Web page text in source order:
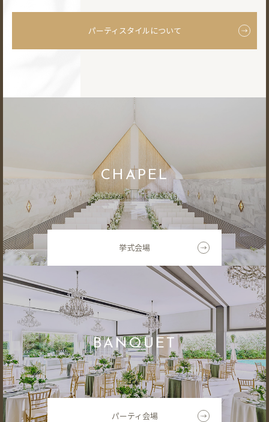
パーティスタイルについて
CHAPEL
挙式会場
BANQUET
パーティ会場